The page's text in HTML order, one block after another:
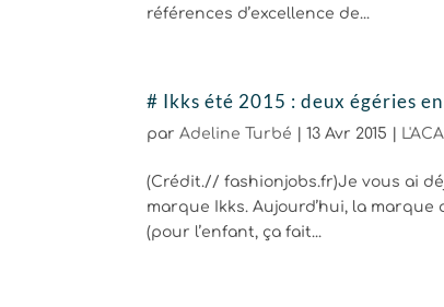
références d’excellence de...
# Ikks été 2015 : deux égéries
parAdeline Turbé |13 Avr 2015
(Crédit.// fashionjobs.fr)Je vous ai
marque Ikks. Aujourd’hui, la
(pour l’enfant, ça fait...